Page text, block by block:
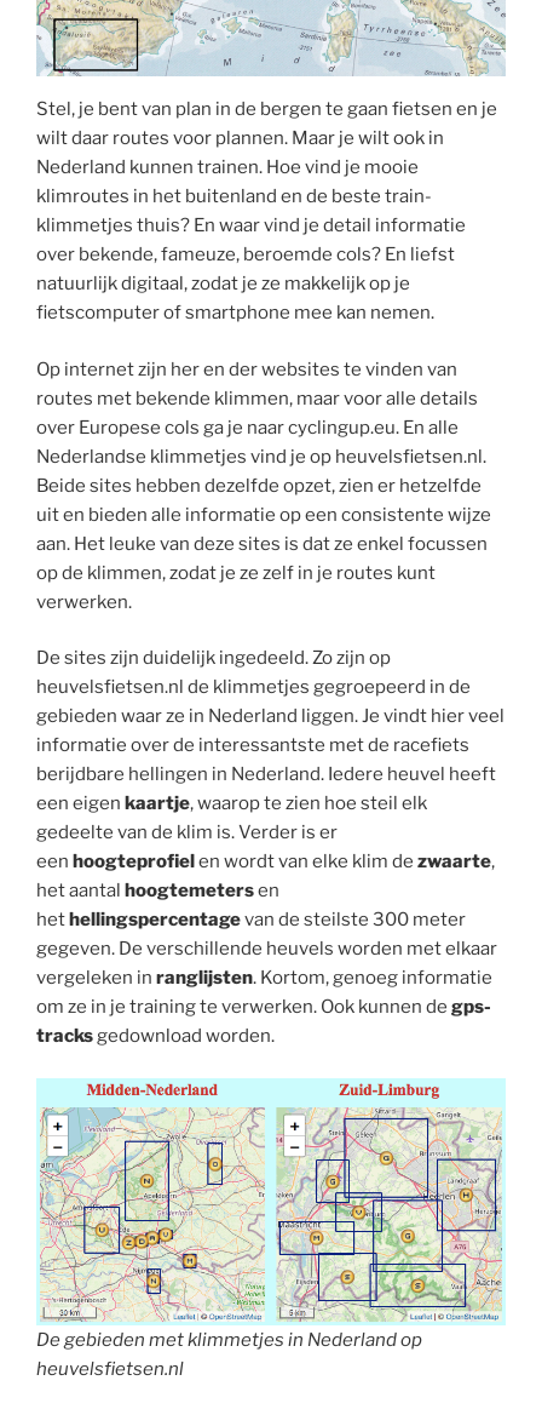
Stel, je bent van plan in de bergen te gaan fietsen en je
wilt daar routes voor plannen. Maar je wilt ook in
Nederland kunnen trainen. Hoe vind je mooie
klimroutes in het buitenland en de beste train-
klimmetjes thuis? En waar vind je detail informatie
over bekende, fameuze, beroemde cols? En liefst
natuurlijk digitaal, zodat je ze makkelijk op je
fietscomputer of smartphone mee kan nemen.
Op internet zijn her en der websites te vinden van
routes met bekende klimmen, maar voor alle details
over Europese cols ga je naar cyclingup.eu. En alle
Nederlandse klimmetjes vind je op heuvelsfietsen.nl.
Beide sites hebben dezelfde opzet, zien er hetzelfde
uit en bieden alle informatie op een consistente wijze
aan. Het leuke van deze sites is dat ze enkel focussen
op de klimmen, zodat je ze zelf in je routes kunt
verwerken.
De sites zijn duidelijk ingedeeld. Zo zijn op
heuvelsfietsen.nl de klimmetjes gegroepeerd in de
gebieden waar ze in Nederland liggen. Je vindt hier veel
informatie over de interessantste met de racefiets
berijdbare hellingen in Nederland. Iedere heuvel heeft
een eigen kaartje, waarop te zien hoe steil elk
gedeelte van de klim is. Verder is er
een hoogteprofielen wordt van elke klim de zwaarte,
het aantal hoogtemetersen
hethellingspercentagevan de steilste 300 meter
gegeven. De verschillende heuvels worden met elkaar
vergeleken in ranglijsten. Kortom, genoeg informatie
om ze in je training te verwerken. Ook kunnen de gps-
tracksgedownload worden.
De gebieden met klimmetjes in Nederland op
heuvelsfietsen.nl